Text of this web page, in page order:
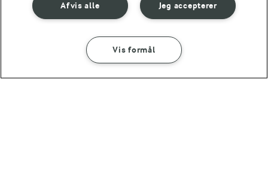
For at se denne video skal du give tilladelse
GIV TILLADELSE HER
SÅDAN GØR DU INGREDIENSER
Jeg accepterer
Afvis alle
Vis formål